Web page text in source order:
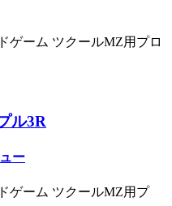
ゲーム ツクールMZ用プロ
ル3R
ー
ゲーム ツクールMZ用プ